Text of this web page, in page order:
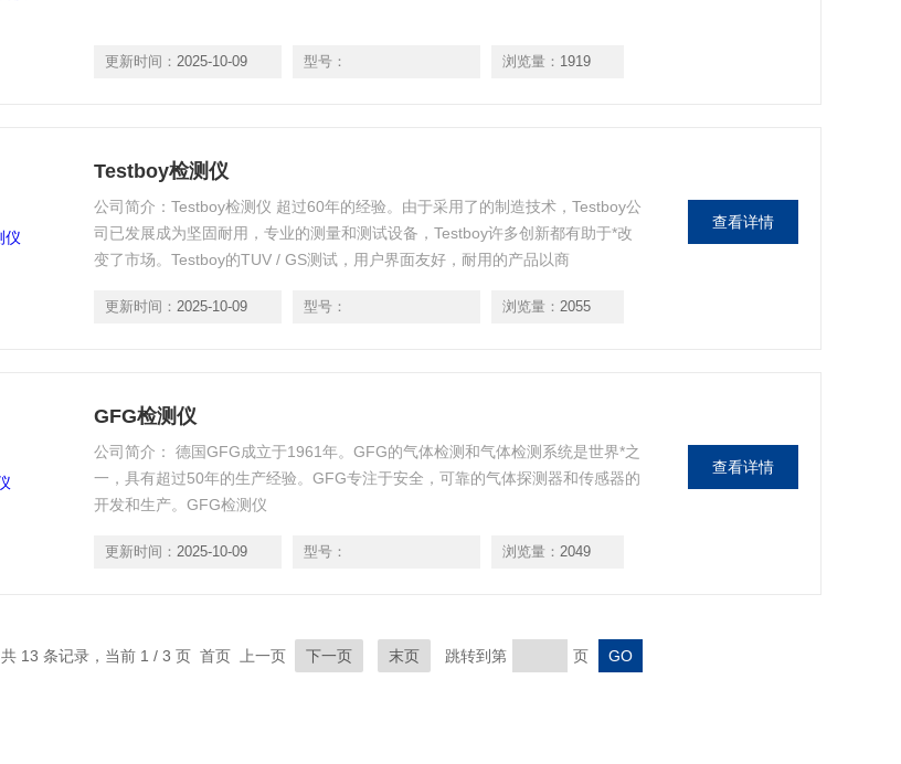
更新时间： 2025-10-09 型号： 浏览量： 1919
Testboy检测仪
公司简介：Testboy检测仪 超过60年的经验。由于采用了的制造技术，Testboy公
司已发展成为坚固耐用，专业的测量和测试设备，Testboy许多创新都有助于*改
变了市场。Testboy的TUV / GS测试，用户界面友好，耐用的产品以商
更新时间： 2025-10-09 型号： 浏览量： 2055
查看详情
GFG检测仪
公司简介： 德国GFG成立于1961年。GFG的气体检测和气体检测系统是世界*之
一，具有超过50年的生产经验。GFG专注于安全，可靠的气体探测器和传感器的
开发和生产。GFG检测仪
更新时间： 2025-10-09 型号： 浏览量： 2049
查看详情
共 13 条记录，当前 1 / 3 页 首页 上一页 下一页 末页 跳转到第 页